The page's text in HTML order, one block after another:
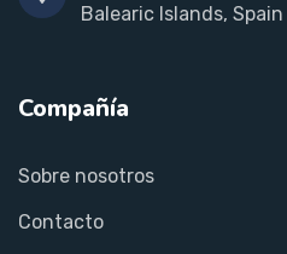
Balearic Islands, Spain
Compañía
Sobre nosotros
Contacto